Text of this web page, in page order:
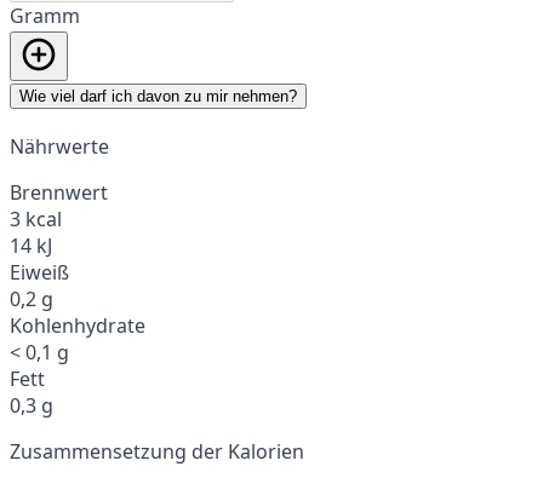
Gramm
Wie viel darf ich davon zu mir nehmen?
Nährwerte
Brennwert
3 kcal
14 kJ
Eiweiß
0,2 g
Kohlenhydrate
< 0,1 g
Fett
0,3 g
Zusammensetzung der Kalorien